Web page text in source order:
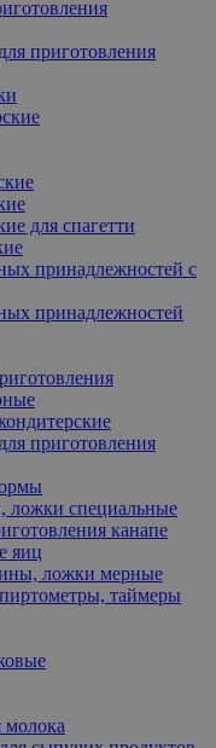
приготовления
для спагетти
принадлежностей с
принадлежностей
приготовления
ложки специальные
канапе
яиц
ложки мерные
таймеры
молока